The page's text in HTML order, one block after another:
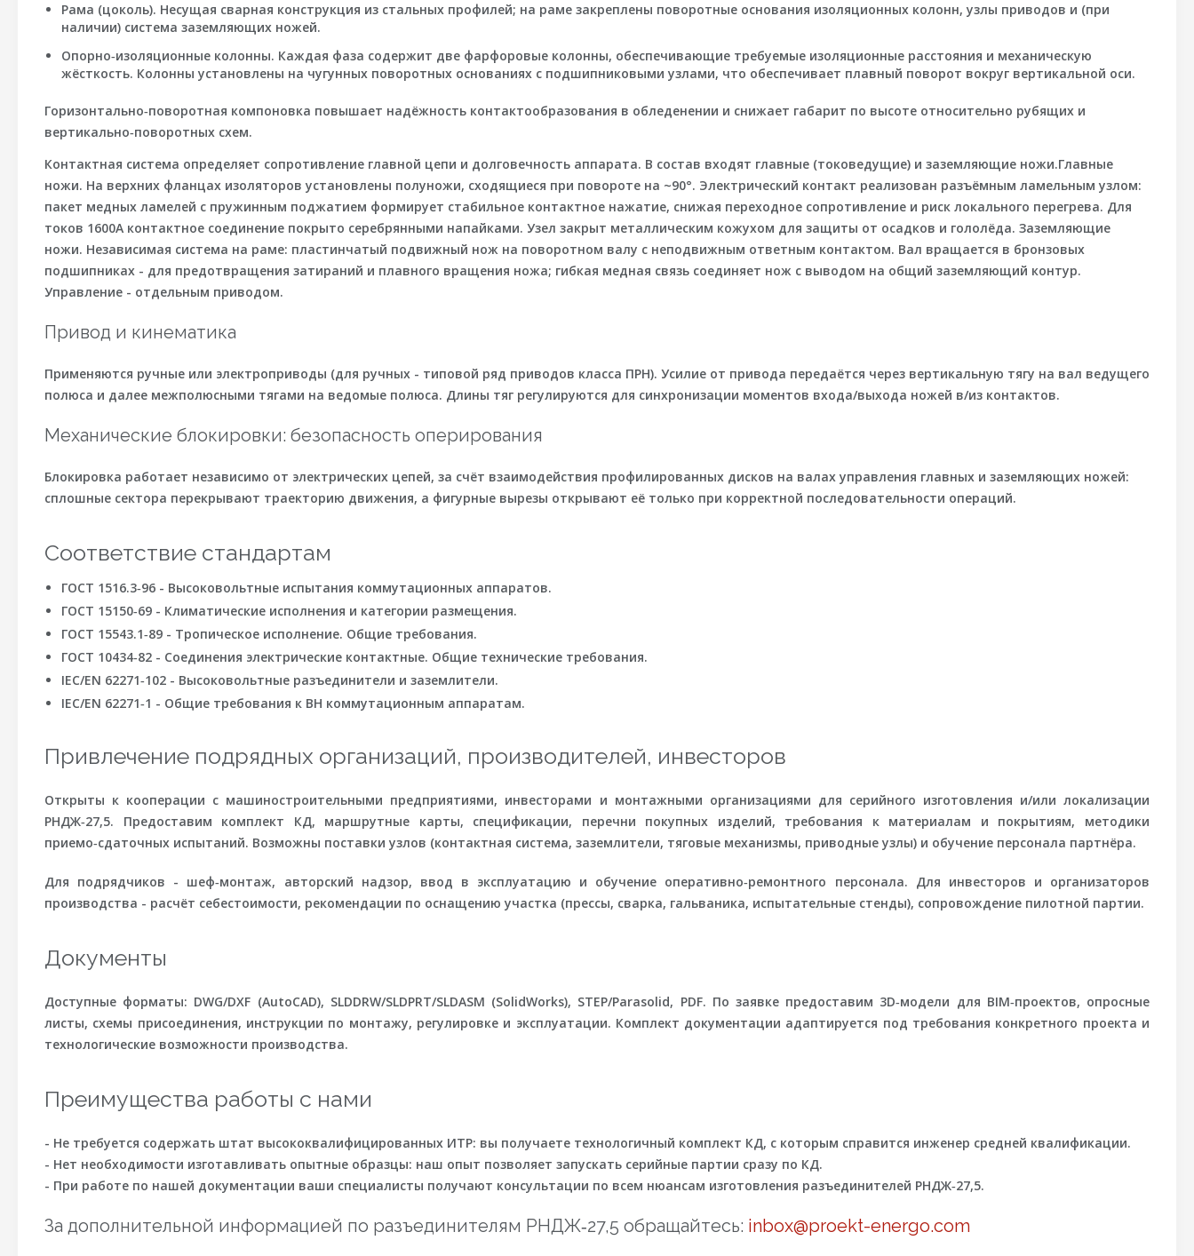
Рама (цоколь). Несущая сварная конструкция из стальных профилей; на раме закреплены поворотные основания изоляционных колонн, узлы приводов и (при
наличии) система заземляющих ножей.
Опорно‑изоляционные колонны. Каждая фаза содержит две фарфоровые колонны, обеспечивающие требуемые изоляционные расстояния и механическую
жёсткость. Колонны установлены на чугунных поворотных основаниях с подшипниковыми узлами, что обеспечивает плавный поворот вокруг вертикальной оси.
Горизонтально‑поворотная компоновка повышает надёжность контактообразования в обледенении и снижает габарит по высоте относительно рубящих и
вертикально‑поворотных схем.
Контактная система определяет сопротивление главной цепи и долговечность аппарата. В состав входят главные (токоведущие) и заземляющие ножи.Главные
ножи. На верхних фланцах изоляторов установлены полуножи, сходящиеся при повороте на ~90°. Электрический контакт реализован разъёмным ламельным узлом:
пакет медных ламелей с пружинным поджатием формирует стабильное контактное нажатие, снижая переходное сопротивление и риск локального перегрева. Для
токов 1600А контактное соединение покрыто серебрянными напайками. Узел закрыт металлическим кожухом для защиты от осадков и гололёда. Заземляющие
ножи. Независимая система на раме: пластинчатый подвижный нож на поворотном валу с неподвижным ответным контактом. Вал вращается в бронзовых
подшипниках - для предотвращения затираний и плавного вращения ножа; гибкая медная связь соединяет нож с выводом на общий заземляющий контур.
Управление - отдельным приводом.
Привод и кинематика
Применяются ручные или электроприводы (для ручных - типовой ряд приводов класса ПРН). Усилие от привода передаётся через вертикальную тягу на вал ведущего
полюса и далее межполюсными тягами на ведомые полюса. Длины тяг регулируются для синхронизации моментов входа/выхода ножей в/из контактов.
Механические блокировки: безопасность оперирования
Блокировка работает независимо от электрических цепей, за счёт взаимодействия профилированных дисков на валах управления главных и заземляющих ножей:
сплошные сектора перекрывают траекторию движения, а фигурные вырезы открывают её только при корректной последовательности операций.
Соответствие стандартам
ГОСТ 1516.3‑96 - Высоковольтные испытания коммутационных аппаратов.
ГОСТ 15150‑69 - Климатические исполнения и категории размещения.
ГОСТ 15543.1‑89 - Тропическое исполнение. Общие требования.
ГОСТ 10434‑82 - Соединения электрические контактные. Общие технические требования.
IEC/EN 62271‑102 - Высоковольтные разъединители и заземлители.
IEC/EN 62271‑1 - Общие требования к ВН коммутационным аппаратам.
Привлечение подрядных организаций, производителей, инвесторов
Открыты к кооперации с машиностроительными предприятиями, инвесторами и монтажными организациями для серийного изготовления и/или локализации
РНДЖ‑27,5. Предоставим комплект КД, маршрутные карты, спецификации, перечни покупных изделий, требования к материалам и покрытиям, методики
приемо‑сдаточных испытаний. Возможны поставки узлов (контактная система, заземлители, тяговые механизмы, приводные узлы) и обучение персонала партнёра.
Для подрядчиков - шеф‑монтаж, авторский надзор, ввод в эксплуатацию и обучение оперативно‑ремонтного персонала. Для инвесторов и организаторов
производства - расчёт себестоимости, рекомендации по оснащению участка (прессы, сварка, гальваника, испытательные стенды), сопровождение пилотной партии.
Документы
Доступные форматы: DWG/DXF (AutoCAD), SLDDRW/SLDPRT/SLDASM (SolidWorks), STEP/Parasolid, PDF. По заявке предоставим 3D‑модели для BIM‑проектов, опросные
листы, схемы присоединения, инструкции по монтажу, регулировке и эксплуатации. Комплект документации адаптируется под требования конкретного проекта и
технологические возможности производства.
Преимущества работы с нами
- Не требуется содержать штат высококвалифицированных ИТР: вы получаете технологичный комплект КД, с которым справится инженер средней квалификации.
- Нет необходимости изготавливать опытные образцы: наш опыт позволяет запускать серийные партии сразу по КД.
- При работе по нашей документации ваши специалисты получают консультации по всем нюансам изготовления разъединителей РНДЖ‑27,5.
За дополнительной информацией по разъединителям РНДЖ‑27,5 обращайтесь: inbox@proekt-energo.com